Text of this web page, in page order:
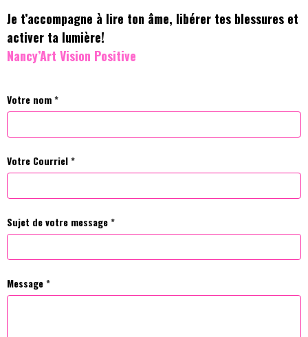
Je t’accompagne à lire ton âme, libérer tes blessures et
activer ta lumière!
Nancy’Art Vision Positive
Votre nom
Votre Courriel
Sujet de votre message
Message